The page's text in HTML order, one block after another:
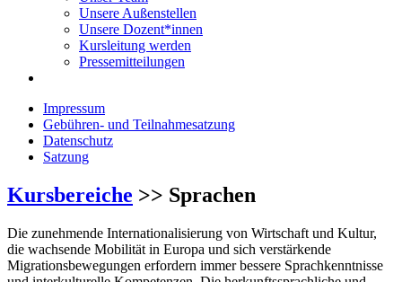
Unsere Außenstellen
Unsere Dozent*innen
Kursleitung werden
Pressemitteilungen
Impressum
Gebühren- und Teilnahmesatzung
Datenschutz
Satzung
Kursbereiche >> Sprachen
Die zunehmende Internationalisierung von Wirtschaft und Kultur,
die wachsende Mobilität in Europa und sich verstärkende
Migrationsbewegungen erfordern immer bessere Sprachkenntnisse